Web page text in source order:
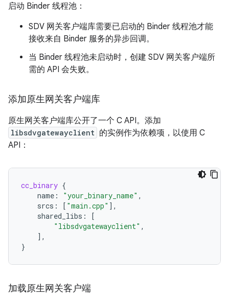
启动 Binder 线程池：
SDV 网关客户端库需要已启动的 Binder 线程池才能
接收来自 Binder 服务的异步回调。
当 Binder 线程池未启动时，创建 SDV 网关客户端所
需的 API 会失败。
添加原生网关客户端库
原生网关客户端库公开了一个 C API。添加
libsdvgatewayclient 的实例作为依赖项，以使用 C
API：
cc_binary {
name : "your_binary_name" ,
srcs : [ "main.cpp" ],
shared_libs :
[
"libsdvgatewayclient" ,
],
}
加载原生网关客户端